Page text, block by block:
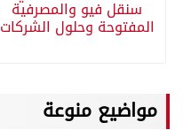
سنقل فيو والمصرفية
المفتوحة وحلول الشركات
مواضيع منوعة